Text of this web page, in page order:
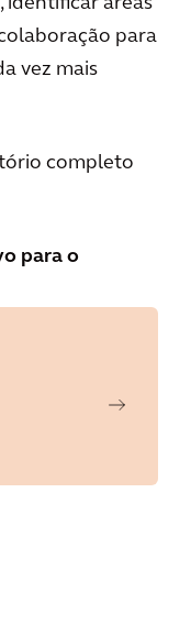
para
vez mais
completo
para o